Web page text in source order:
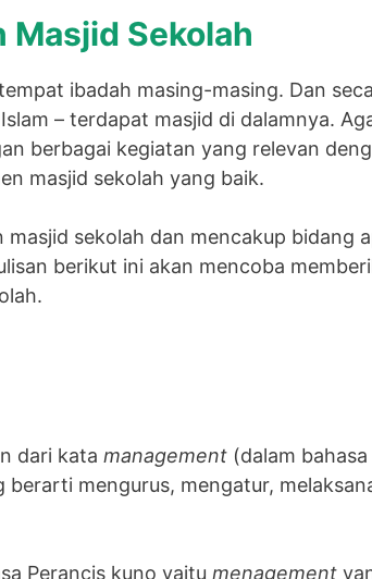
Masjid Sekolah
ibadah masing-masing. Dan
– terdapat masjid di dalamnya.
berbagai kegiatan yang relevan
masjid sekolah yang baik.
sekolah dan mencakup bidang
berikut ini akan mencoba
dari kata management (dalam
berarti mengurus, mengatur,
Perancis kuno yaitu menagement